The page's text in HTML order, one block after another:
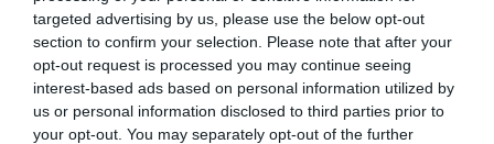
targeted advertising by us, please use the below opt-out
section to confirm your selection. Please note that after your
opt-out request is processed you may continue seeing
interest-based ads based on personal information utilized by
us or personal information disclosed to third parties prior to
your opt-out. You may separately opt-out of the further
mérséklődött.